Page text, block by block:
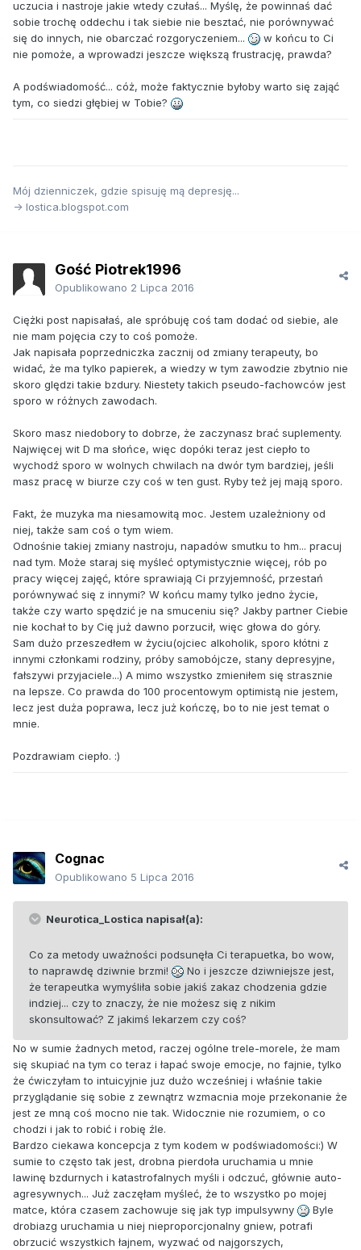
uczucia i nastroje jakie wtedy czułaś... Myślę, że powinnaś dać
sobie trochę oddechu i tak siebie nie besztać, nie porównywać
się do innych, nie obarczać rozgoryczeniem...
w końcu to Ci
nie pomoże, a wprowadzi jeszcze większą frustrację, prawda?
A podświadomość... cóż, może faktycznie byłoby warto się zająć
tym, co siedzi głębiej w Tobie?
Mój dzienniczek, gdzie spisuję mą depresję...
-> lostica.blogspot.com
Gość Piotrek1996
Opublikowano 2 Lipca 2016
Ciężki post napisałaś, ale spróbuję coś tam dodać od siebie, ale
nie mam pojęcia czy to coś pomoże.
Jak napisała poprzedniczka zacznij od zmiany terapeuty, bo
widać, że ma tylko papierek, a wiedzy w tym zawodzie zbytnio nie
skoro ględzi takie bzdury. Niestety takich pseudo-fachowców jest
sporo w różnych zawodach.
Skoro masz niedobory to dobrze, że zaczynasz brać suplementy.
Najwięcej wit D ma słońce, więc dopóki teraz jest ciepło to
wychodź sporo w wolnych chwilach na dwór tym bardziej, jeśli
masz pracę w biurze czy coś w ten gust. Ryby też jej mają sporo.
Fakt, że muzyka ma niesamowitą moc. Jestem uzależniony od
niej, także sam coś o tym wiem.
Odnośnie takiej zmiany nastroju, napadów smutku to hm... pracuj
nad tym. Może staraj się myśleć optymistycznie więcej, rób po
pracy więcej zajęć, które sprawiają Ci przyjemność, przestań
porównywać się z innymi? W końcu mamy tylko jedno życie,
także czy warto spędzić je na smuceniu się? Jakby partner Ciebie
nie kochał to by Cię już dawno porzucił, więc głowa do góry.
Sam dużo przeszedłem w życiu(ojciec alkoholik, sporo kłótni z
innymi członkami rodziny, próby samobójcze, stany depresyjne,
fałszywi przyjaciele...) A mimo wszystko zmieniłem się strasznie
na lepsze. Co prawda do 100 procentowym optimistą nie jestem,
lecz jest duża poprawa, lecz już kończę, bo to nie jest temat o
mnie.
Pozdrawiam ciepło. :)
Cognac
Opublikowano 5 Lipca 2016
Neurotica_Lostica napisał(a):
Co za metody uważności podsunęła Ci terapuetka, bo wow,
to naprawdę dziwnie brzmi!
No i jeszcze dziwniejsze jest,
że terapeutka wymyśliła sobie jakiś zakaz chodzenia gdzie
indziej... czy to znaczy, że nie możesz się z nikim
skonsultować? Z jakimś lekarzem czy coś?
No w sumie żadnych metod, raczej ogólne trele-morele, że mam
się skupiać na tym co teraz i łapać swoje emocje, no fajnie, tylko
że ćwiczyłam to intuicyjnie juz dużo wcześniej i właśnie takie
przyglądanie się sobie z zewnątrz wzmacnia moje przekonanie że
jest ze mną coś mocno nie tak. Widocznie nie rozumiem, o co
chodzi i jak to robić i robię źle.
Bardzo ciekawa koncepcja z tym kodem w podświadomości:) W
sumie to często tak jest, drobna pierdoła uruchamia u mnie
lawinę bzdurnych i katastrofalnych myśli i odczuć, głównie auto-
agresywnych... Już zaczęłam myśleć, że to wszystko po mojej
matce, która czasem zachowuje się jak typ impulsywny
Byle
drobiazg uruchamia u niej nieproporcjonalny gniew, potrafi
obrzucić wszystkich łajnem, wyzwać od najgorszych,